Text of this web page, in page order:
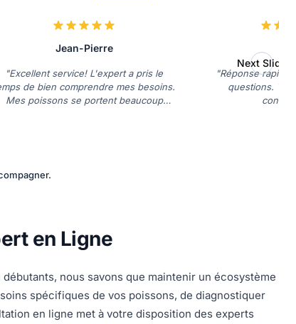
Jean-Pierre
"Excellent service! L'expert a pris le
de bien comprendre mes besoins.
Mes poissons se portent beaucoup
"Réponse rapide
questions.
Next Slide
en Ligne
nous savons que maintenir un écosystème
spécifiques de vos poissons, de diagnostiquer
en ligne met à votre disposition des experts